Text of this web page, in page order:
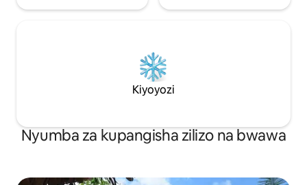
Kiyoyozi
Nyumba za kupangisha zilizo na bwawa